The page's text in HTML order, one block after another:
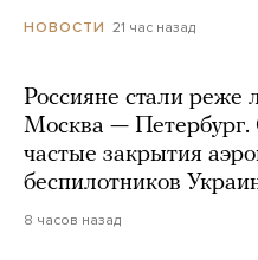
НОВОСТИ 21 час назад
Россияне стали реже
Москва —
частые закрытия
беспилотников
8 часов назад